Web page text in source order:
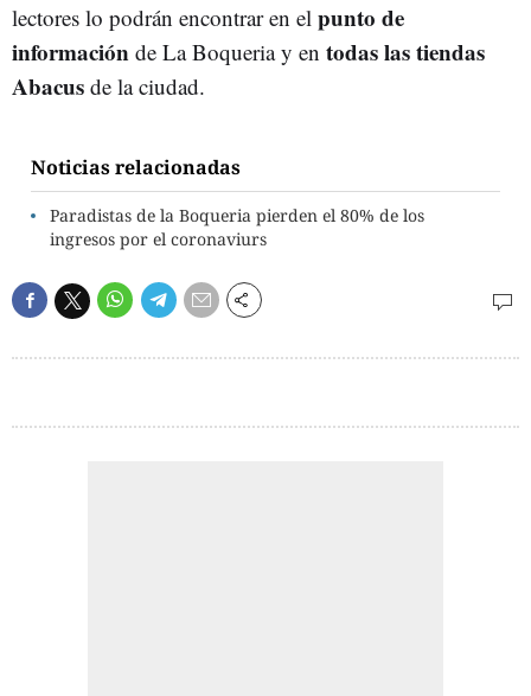
lectores lo podrán encontrar en el punto de
información de La Boqueria y en todas las tiendas
Abacus de la ciudad.
Noticias relacionadas
Paradistas de la Boqueria pierden el 80% de los
ingresos por el coronaviurs